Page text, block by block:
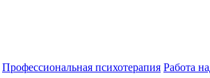
Профессиональная психотерапия Работа